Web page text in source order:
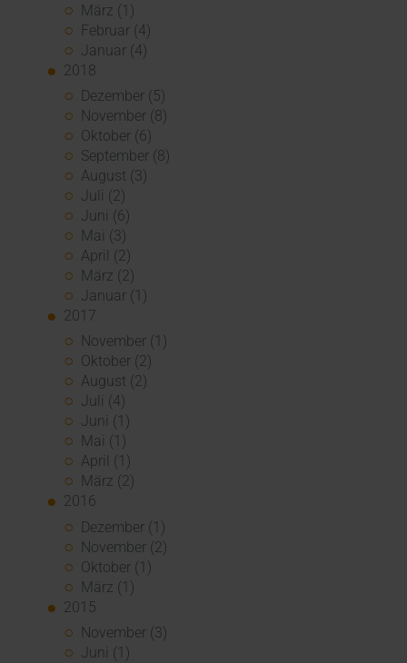
März (1)
Februar (4)
Januar (4)
2018
Dezember (5)
November (8)
Oktober (6)
September (8)
August (3)
Juli (2)
Juni (6)
Mai (3)
April (2)
März (2)
Januar (1)
2017
November (1)
Oktober (2)
August (2)
Juli (4)
Juni (1)
Mai (1)
April (1)
März (2)
2016
Dezember (1)
November (2)
Oktober (1)
März (1)
2015
November (3)
Juni (1)